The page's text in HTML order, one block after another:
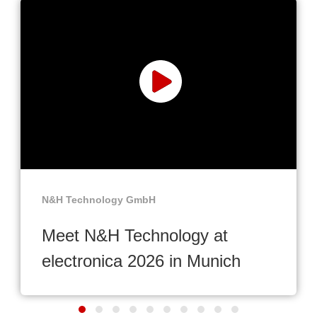
N&H Technology GmbH
Meet N&H Technology at
electronica 2026 in Munich